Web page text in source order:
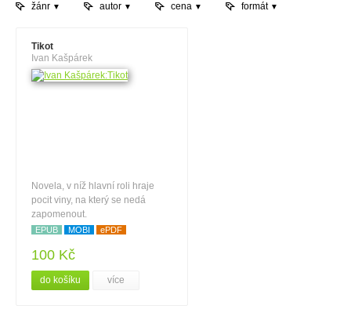
žánr autor cena formát
Tikot
Ivan Kašpárek
Novela, v níž hlavní roli hraje
pocit viny, na který se nedá
zapomenout.
EPUB MOBI ePDF
100 Kč
do košíku více